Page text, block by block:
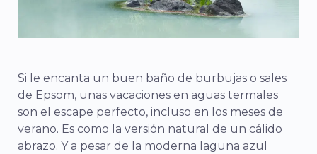
Si le encanta un buen baño de burbujas o sales
de Epsom, unas vacaciones en aguas termales
son el escape perfecto, incluso en los meses de
verano. Es como la versión natural de un cálido
abrazo. Y a pesar de la moderna laguna azul